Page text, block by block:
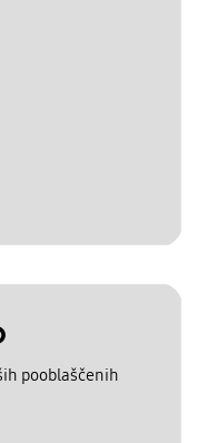
pooblaščenih